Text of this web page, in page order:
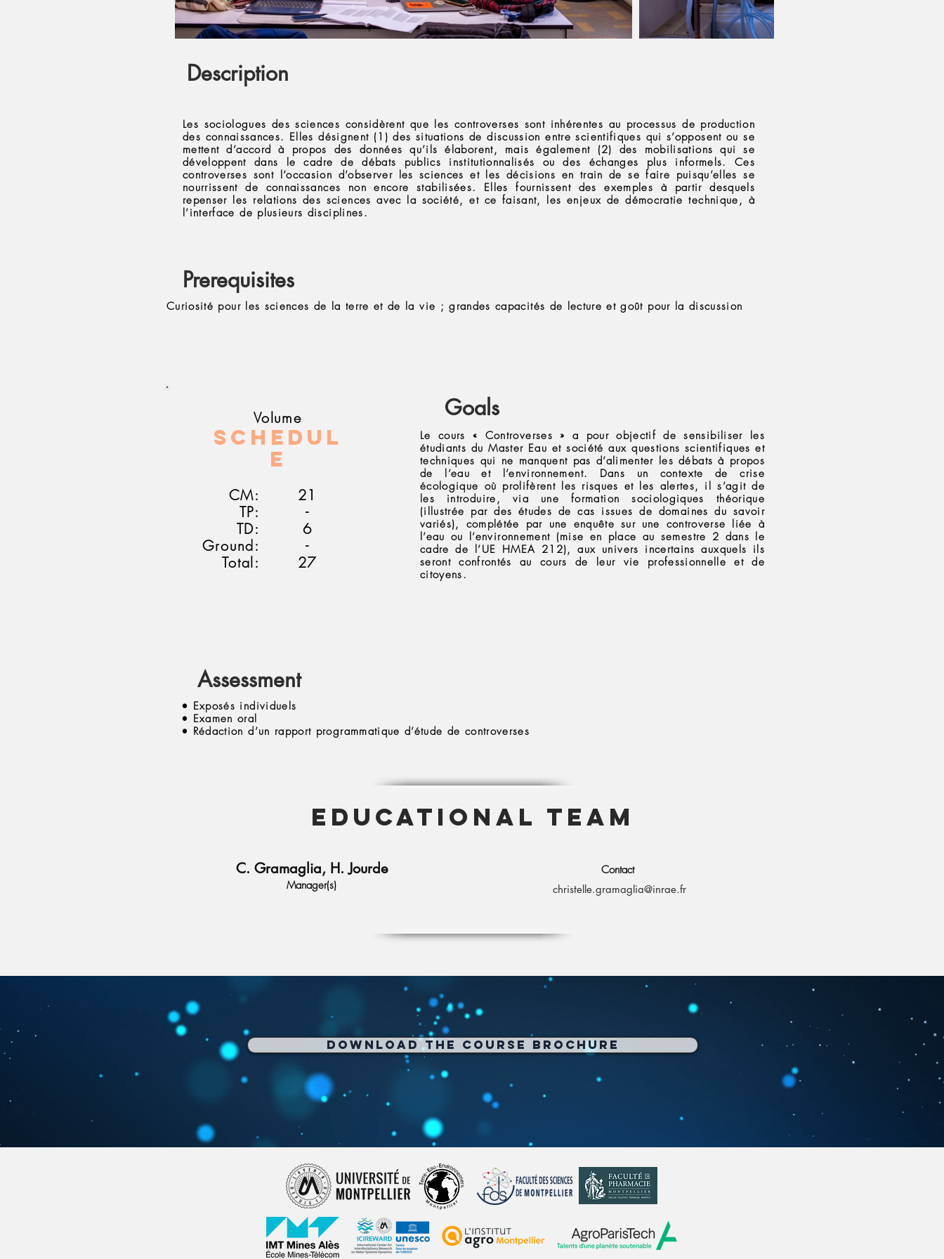
Description
Les sociologues des sciences considèrent que les controverses sont inhérentes au processus de production
des connaissances. Elles désignent (1) des situations de discussion entre scientifiques qui s’opposent ou se
mettent d’accord à propos des données qu’ils élaborent, mais également (2) des mobilisations qui se
développent dans le cadre de débats publics institutionnalisés ou des échanges plus informels. Ces
controverses sont l’occasion d’observer les sciences et les décisions en train de se faire puisqu’elles se
nourrissent de connaissances non encore stabilisées. Elles fournissent des exemples à partir desquels
repenser les relations des sciences avec la société, et ce faisant, les enjeux de démocratie technique, à
l’interface de plusieurs disciplines.
Prerequisites
Curiosité pour les sciences de la terre et de la vie ; grandes capacités de lecture et goût pour la discussion
Volume
Schedul
e
CM:
21
TP:
-
TD:
6
Ground:
-
Total:
27
Goals
Le cours « Controverses » a pour objectif de sensibiliser les
étudiants du Master Eau et société aux questions scientifiques et
techniques qui ne manquent pas d’alimenter les débats à propos
de l’eau et l’environnement. Dans un contexte de crise
écologique où prolifèrent les risques et les alertes, il s’agit de
les introduire, via une formation sociologiques théorique
(illustrée par des études de cas issues de domaines du savoir
variés), complétée par une enquête sur une controverse liée à
l’eau ou l’environnement (mise en place au semestre 2 dans le
cadre de l’UE HMEA 212), aux univers incertains auxquels ils
seront confrontés au cours de leur vie professionnelle et de
citoyens.
Assessment
• Exposés individuels
• Examen oral
• Rédaction d’un rapport programmatique d’étude de controverses
Educational team
C. Gramaglia, H. Jourde
Manager(s)
Contact
christelle.gramaglia@inrae.fr
Download the course brochure